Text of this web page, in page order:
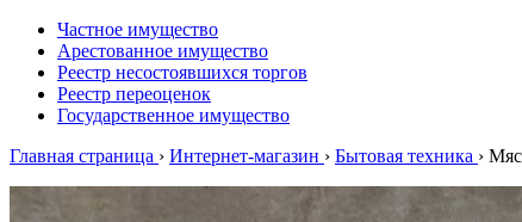
Частное имущество
Арестованное имущество
Реестр несостоявшихся торгов
Реестр переоценок
Государственное имущество
Главная страница › Интернет-магазин › Бытовая техника ›